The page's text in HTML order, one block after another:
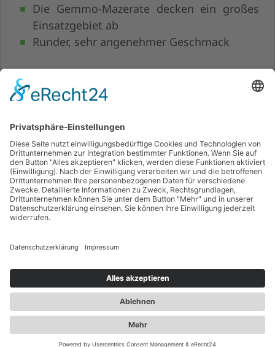
Die Gemmo-Mazerate decken ein großes
Einsatzgebiet ab
Runder, sehr angenehmer Geschmack
Download Übersicht Knospen -
Indikationen - Wirkorte
gemäß naturheilkundiger Literatur und
Anwenderpraxis:
Gemmo-Mazerate-Anwendung-Literatur-
2018.pdf
Knospenextrakte - Fa. Hydak >
webdesign netzgrafik-Sitemap
Impressum-Datenschutz-Nachtdienstapotheken